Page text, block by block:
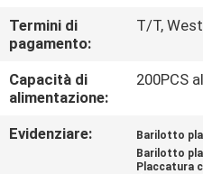
NOTIZIE
CHIEDI UN
Termini di
pagamento:
T/T,
Capacità di
alimentazione:
200PCS
Evidenziare: Barilotto
Barilotto
Placcatura